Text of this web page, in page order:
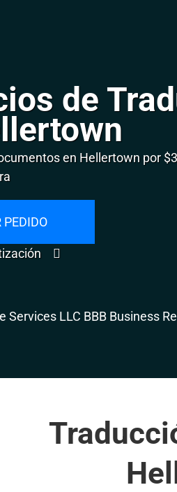
de
en Hellertown por
PEDIDO